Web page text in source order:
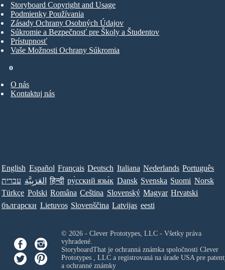
o
O nás
Kontaktuj nás
Storyboard Copyright and Usage
Podmienky Používania
Zásady Ochrany Osobných Údajov
Súkromie a Bezpečnosť pre Školy a Študentov
Prístupnosť
Vaše Možnosti Ochrany Súkromia
English Español Français Deutsch Italiana Nederlands Português
עברית العَرَبِيَّة हिन्दी ру́сский язы́к Dansk Svenska Suomi Norsk
Türkçe Polski Româna Ceština Slovenský Magyar Hrvatski
български Lietuvos Slovenščina Latvijas eesti
© 2026 - Clever Prototypes, LLC - Všetky práva
vyhradené.
StoryboardThat je ochranná známka spoločnosti Clever
Prototypes , LLCa registrovaná na úrade USA pre
a ochranné známky